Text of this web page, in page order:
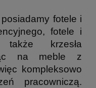
fotele i
fotele i
krzesła
na meble z
kompleksowo
pracowniczą.